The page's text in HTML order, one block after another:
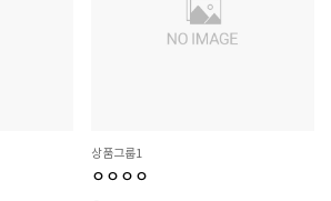
상품그룹1
ㅇㅇㅇㅇ